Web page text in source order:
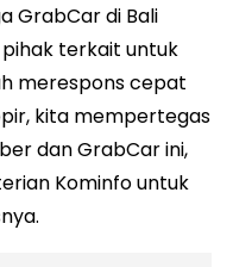
GrabCar di Bali
terkait untuk
merespons cepat
kita mempertegas
dan GrabCar ini,
Kominfo untuk